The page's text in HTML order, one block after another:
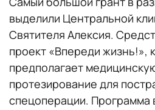
выделили Центральной
Святителя Алексия.
проект «Впереди жизнь!»,
предполагает
протезирование для
спецоперации. Программа